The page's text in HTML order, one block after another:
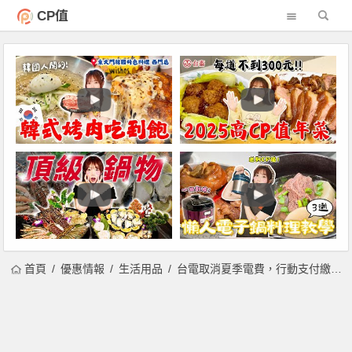
CP值
首頁 優惠情報 生活用品 台電取消夏季電費，行動支付繳費/電子帳單享回饋！下載電力即點APP，抽PS5、Gogoro、Switch，會員累積點數另可折抵電費！